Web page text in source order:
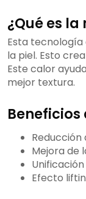
¿Qué es
Esta tecnología
la piel. Esto
Este calor
mejor textura.
Reducción
Mejora de
Efecto